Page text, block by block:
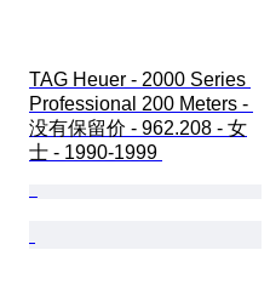
TAG Heuer - 2000 Series
Professional 200 Meters -
没有保留价 - 962.208 - 女
士 - 1990-1999